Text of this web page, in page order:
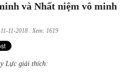
và Nhất niệm vô minh
11-2018 . Xem: 1619
Lực giải thích: